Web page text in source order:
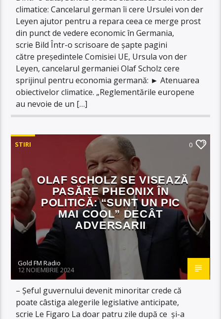
climatice: Cancelarul german îi cere Ursulei von der
Leyen ajutor pentru a repara ceea ce merge prost
din punct de vedere economic în Germania,
scrie Bild Într-o scrisoare de șapte pagini
către președintele Comisiei UE, Ursula von der
Leyen, cancelarul germaniei Olaf Scholz cere
sprijinul pentru economia germană: ► Atenuarea
obiectivelor climatice. „Reglementările europene
au nevoie de un […]
STIRI 0
OLAF SCHOLZ SE VISEAZĂ
PASĂRE PHEONIX ÎN
POLITICĂ: “SUNT UN PIC
MAI COOL” DECÂT
ADVERSARII
Gold FM Radio
12 NOIEMBRIE 2024
– Șeful guvernului devenit minoritar crede că
poate câstiga alegerile legislative anticipate,
scrie Le Figaro La doar patru zile după ce și-a